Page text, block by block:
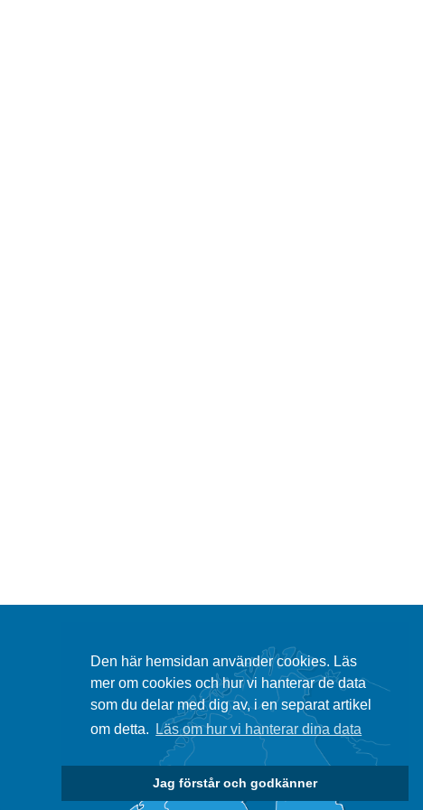
Den här hemsidan använder cookies. Läs
mer om cookies och hur vi hanterar de data
som du delar med dig av, i en separat artikel
om detta.
Läs om hur vi hanterar dina data
Jag förstår och godkänner